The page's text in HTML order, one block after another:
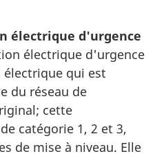
électrique d'urgence
électrique d'urgence
qui est
du réseau de
cette
catégorie 1, 2 et 3,
de mise à niveau. Elle